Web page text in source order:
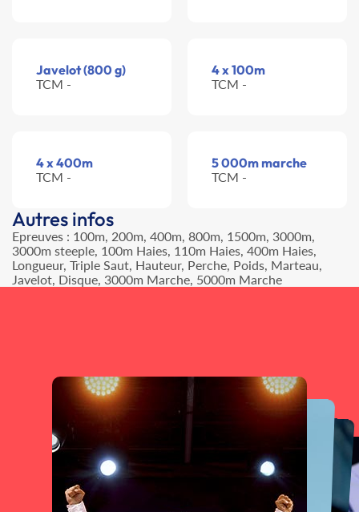
Javelot (800 g)
TCM -
4 x 100m
TCM -
4 x 400m
TCM -
5 000m marche
TCM -
Autres infos
Epreuves : 100m, 200m, 400m, 800m, 1500m, 3000m,
3000m steeple, 100m Haies, 110m Haies, 400m Haies,
Longueur, Triple Saut, Hauteur, Perche, Poids, Marteau,
Javelot, Disque, 3000m Marche, 5000m Marche